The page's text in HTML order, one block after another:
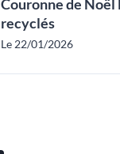
Couronne de Noël
recyclés
Le 22/01/2026